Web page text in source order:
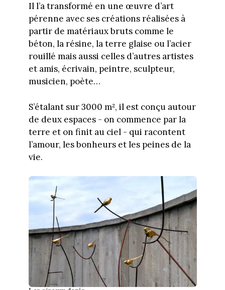
Il l’a transformé en une œuvre d’art
pérenne avec ses créations réalisées à
partir de matériaux bruts comme le
béton, la résine, la terre glaise ou l’acier
rouillé mais aussi celles d’autres artistes
et amis, écrivain, peintre, sculpteur,
musicien, poète…
S’étalant sur 3000 m², il est conçu autour
de deux espaces - on commence par la
terre et on finit au ciel - qui racontent
l’amour, les bonheurs et les peines de la
vie.